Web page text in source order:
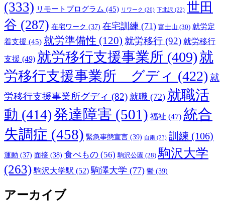
(333) リモートプログラム (45) リワーク (20) 下北沢 (22) 世田
谷 (287) 在宅ワーク (37) 在宅訓練 (71) 富士山 (30) 就労定
着支援 (45) 就労準備性 (120) 就労移行 (92) 就労移行
支援 (49) 就労移行支援事業所 (409)就
労移行支援事業所 グディ (422) 就
労移行支援事業所グディ (82) 就職 (72) 就職活
動 (414)発達障害 (501) 福祉 (47) 統合
失調症 (458) 緊急事態宣言 (39) 自粛 (23) 訓練 (106)
運動 (37) 面接 (38) 食べもの (56) 駒沢公園 (28) 駒沢大学
(263) 駒沢大学駅 (52) 駒澤大学 (77) 鬱 (39)
アーカイブ